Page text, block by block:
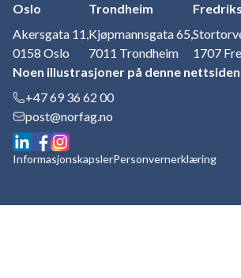
Oslo
Akersgata 11,
0158 Oslo
Trondheim
Kjøpmannsgata 65,
7011 Trondheim
1707
Noen illustrasjoner på denne
+47 69 36 62 00
post@norfag.no
InformasjonskapslerPersonvernerklæring